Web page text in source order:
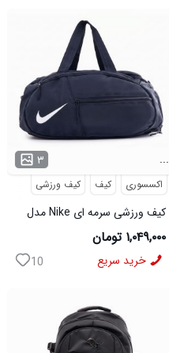
۳ ...
اکسسوری کیف کیف ورزشی
کیف ورزشی سرمه ای Nike مدل
50701
۱,۰۴۹,۰۰۰ تومان
خرید سریع 10